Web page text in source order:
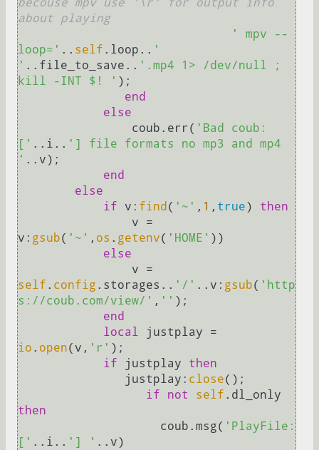
becouse mpv use '\r' for output info
about playing
' mpv --
loop=' .. self .loop.. '
' ..file_to_save.. '.mp4 1> /dev/null ;
kill -INT $! ' );
end
else
                coub.err(
'Bad coub:
[' ..i.. '] file formats no mp3 and mp4
' ..v);
end
else
if v: find ( '~' , 1 , true) then
v: gsub( '~' , os . getenv( 'HOME' ))
else
self . config .storages.. '/' ..v: gsub( 'http
s://coub.com/view/' , '' );
end
local
io . open(v, 'r' );
if justplay then
               justplay:
close();
if
not self
then
                    coub.msg(
'PlayFile:
[' ..i.. '] ' ..v)